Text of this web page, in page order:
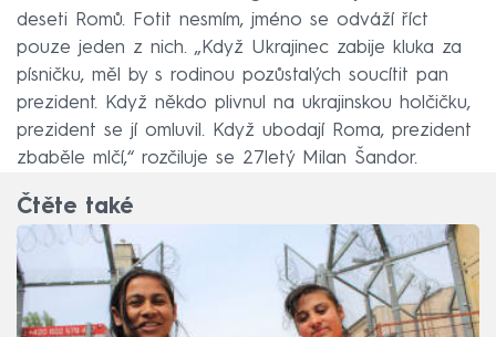
deseti Romů. Fotit nesmím, jméno se odváží říct
pouze jeden z nich. „Když Ukrajinec zabije kluka za
písničku, měl by s rodinou pozůstalých soucítit pan
prezident. Když někdo plivnul na ukrajinskou holčičku,
prezident se jí omluvil. Když ubodají Roma, prezident
zbaběle mlčí,“ rozčiluje se 27letý Milan Šandor.
Čtěte také